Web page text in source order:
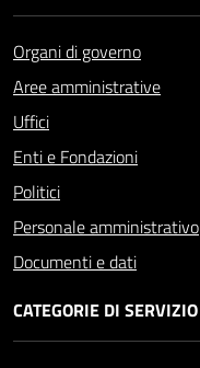
Organi di governo
Aree amministrative
Uffici
Enti e Fondazioni
Politici
Personale amministrativo
Documenti e dati
CATEGORIE DI SERVIZIO